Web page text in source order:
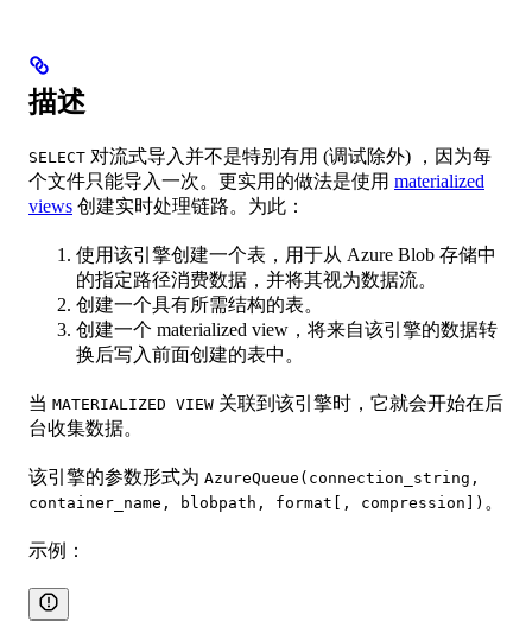
描述
SELECT 对流式导入并不是特别有用 (调试除外) ，因为每
个文件只能导入一次。更实用的做法是使用 materialized
views 创建实时处理链路。为此：
使用该引擎创建一个表，用于从 Azure Blob 存储中
的指定路径消费数据，并将其视为数据流。
创建一个具有所需结构的表。
创建一个 materialized view，将来自该引擎的数据转
换后写入前面创建的表中。
当 MATERIALIZED VIEW 关联到该引擎时，它就会开始在后
台收集数据。
该引擎的参数形式为 AzureQueue(connection_string,
container_name, blobpath, format[, compression]) 。
示例：